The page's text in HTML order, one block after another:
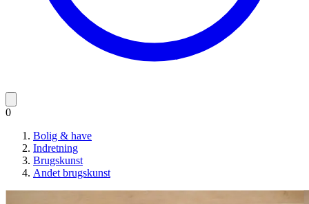
0
Bolig & have
Indretning
Brugskunst
Andet brugskunst